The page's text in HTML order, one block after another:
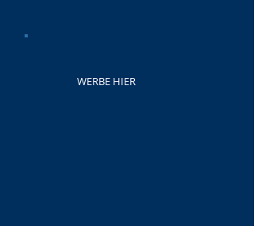
WERBE HIER